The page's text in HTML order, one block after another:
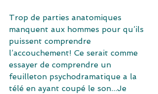
Trop de parties anatomiques
manquent aux hommes pour qu’ils
puissent comprendre
l’accouchement! Ce serait comme
essayer de comprendre un
feuilleton psychodramatique a la
télé en ayant coupé le son...Je